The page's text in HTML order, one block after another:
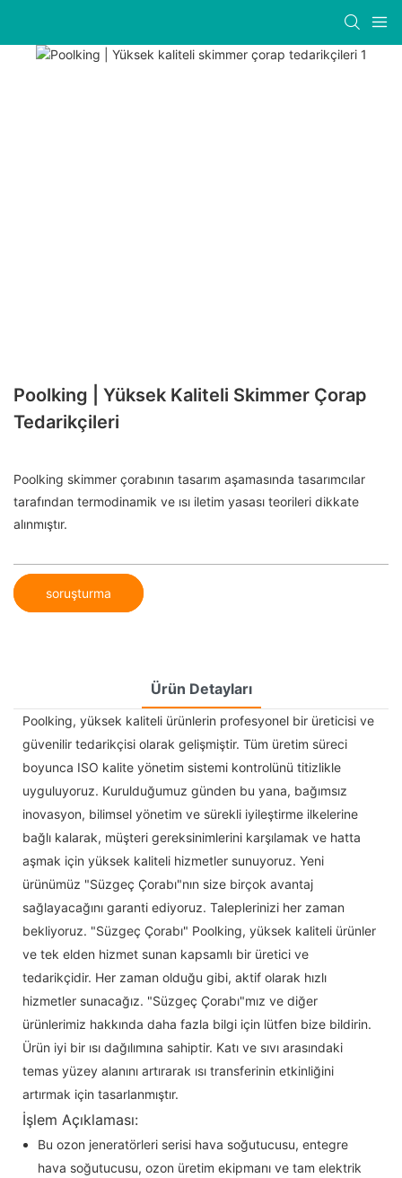
Poolking | Yüksek Kaliteli Skimmer Çorap
Tedarikçileri
Poolking skimmer çorabının tasarım aşamasında tasarımcılar
tarafından termodinamik ve ısı iletim yasası teorileri dikkate
alınmıştır.
soruşturma
Ürün Detayları
Poolking, yüksek kaliteli ürünlerin profesyonel bir üreticisi ve
güvenilir tedarikçisi olarak gelişmiştir. Tüm üretim süreci
boyunca ISO kalite yönetim sistemi kontrolünü titizlikle
uyguluyoruz. Kurulduğumuz günden bu yana, bağımsız
inovasyon, bilimsel yönetim ve sürekli iyileştirme ilkelerine
bağlı kalarak, müşteri gereksinimlerini karşılamak ve hatta
aşmak için yüksek kaliteli hizmetler sunuyoruz. Yeni
ürünümüz "Süzgeç Çorabı"nın size birçok avantaj
sağlayacağını garanti ediyoruz. Taleplerinizi her zaman
bekliyoruz. "Süzgeç Çorabı" Poolking, yüksek kaliteli ürünler
ve tek elden hizmet sunan kapsamlı bir üretici ve
tedarikçidir. Her zaman olduğu gibi, aktif olarak hızlı
hizmetler sunacağız. "Süzgeç Çorabı"mız ve diğer
ürünlerimiz hakkında daha fazla bilgi için lütfen bize bildirin.
Ürün iyi bir ısı dağılımına sahiptir. Katı ve sıvı arasındaki
temas yüzey alanını artırarak ısı transferinin etkinliğini
artırmak için tasarlanmıştır.
İşlem Açıklaması:
Bu ozon jeneratörleri serisi hava soğutucusu, entegre
hava soğutucusu, ozon üretim ekipmanı ve tam elektrik